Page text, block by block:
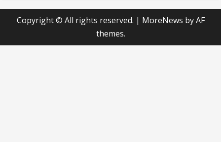
Copyright © All rights reserved. | MoreNews by AF
themes.